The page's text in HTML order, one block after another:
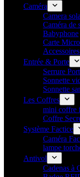
Caméra
Camera
Caméra de
Babyphone
Carte
Entrée & Porte
Serrure
Sonnette
Sonnette
Les Coffres
mini coffre
Coffre
Système Factice
Caméra
lampe
Antivol
Cadenas à